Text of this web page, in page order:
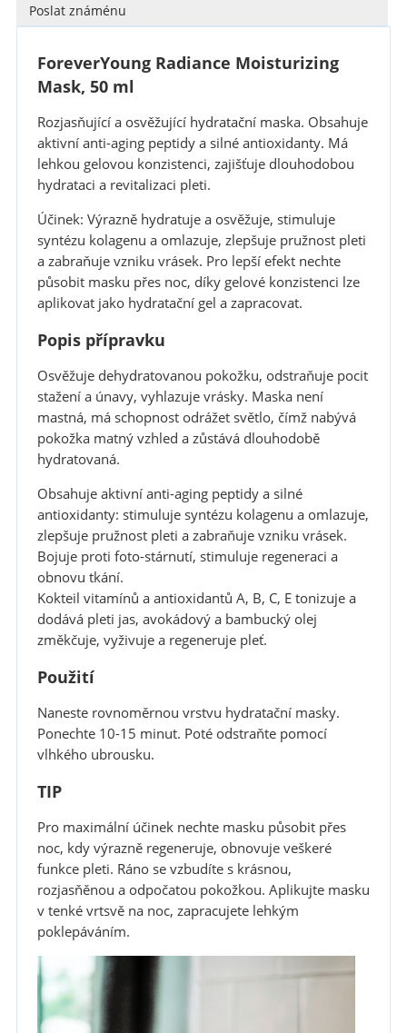
Poslat známénu
ForeverYoung Radiance Moisturizing
Mask, 50 ml
Rozjasňující a osvěžující hydratační maska. Obsahuje
aktivní anti-aging peptidy a silné antioxidanty. Má
lehkou gelovou konzistenci, zajišťuje dlouhodobou
hydrataci a revitalizaci pleti.
Účinek: Výrazně hydratuje a osvěžuje, stimuluje
syntézu kolagenu a omlazuje, zlepšuje pružnost pleti
a zabraňuje vzniku vrásek. Pro lepší efekt nechte
působit masku přes noc, díky gelové konzistenci lze
aplikovat jako hydratační gel a zapracovat.
Popis přípravku
Osvěžuje dehydratovanou pokožku, odstraňuje pocit
stažení a únavy, vyhlazuje vrásky. Maska není
mastná, má schopnost odrážet světlo, čímž nabývá
pokožka matný vzhled a zůstává dlouhodobě
hydratovaná.
Obsahuje aktivní anti-aging peptidy a silné
antioxidanty: stimuluje syntézu kolagenu a omlazuje,
zlepšuje pružnost pleti a zabraňuje vzniku vrásek.
Bojuje proti foto-stárnutí, stimuluje regeneraci a
obnovu tkání.
Kokteil vitamínů a antioxidantů A, B, C, E tonizuje a
dodává pleti jas, avokádový a bambucký olej
změkčuje, vyživuje a regeneruje pleť.
Použití
Naneste rovnoměrnou vrstvu hydratační masky.
Ponechte 10-15 minut. Poté odstraňte pomocí
vlhkého ubrousku.
TIP
Pro maximální účinek nechte masku působit přes
noc, kdy výrazně regeneruje, obnovuje veškeré
funkce pleti. Ráno se vzbudíte s krásnou,
rozjasňěnou a odpočatou pokožkou. Aplikujte masku
v tenké vrtsvě na noc, zapracujete lehkým
poklepáváním.